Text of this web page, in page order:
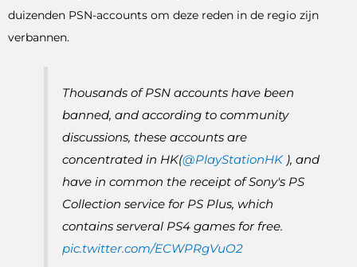
duizenden PSN-accounts om deze reden in de regio zijn
verbannen.
Thousands of PSN accounts have been
banned, and according to community
discussions, these accounts are
concentrated in HK(@PlayStationHK), and
have in common the receipt of Sony's PS
Collection service for PS Plus, which
contains serveral PS4 games for free.
pic.twitter.com/ECWPRgVuO2